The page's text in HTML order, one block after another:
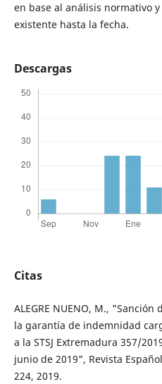
en base al análisis normativo
existente hasta la fecha.
Descargas
Citas
ALEGRE NUENO, M.,
la garantía de indemnidad
a la STSJ Extremadura 357/
junio de 2019", Revista
224, 2019.